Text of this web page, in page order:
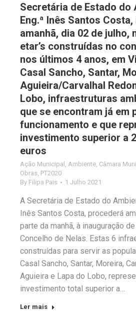
Secretária de Estado do
Eng.ª Inês Santos
amanhã, dia 02 de julho,
etar’s construídas no
nos últimos 4 anos, em
Casal Sancho, Santar,
Aguieira/Carvalhal
Lobo, infraestruturas
que se encontram já em
funcionamento e que
investimento superior a
euros
Ação Municipal Ambiente Câmara
Obras PT2020
By Filipa Pais 1 Julho 2021
A Secretária de Estado do
Inês Santos Costa, procederá
parte da manhã, à inauguração de
Concelho de Nelas. Estas 6
construídas para servir as
Casal Sancho, Santar, Moreira,
Aguieira e Lapa do Lobo,
investimento total superior a…
Ler mais